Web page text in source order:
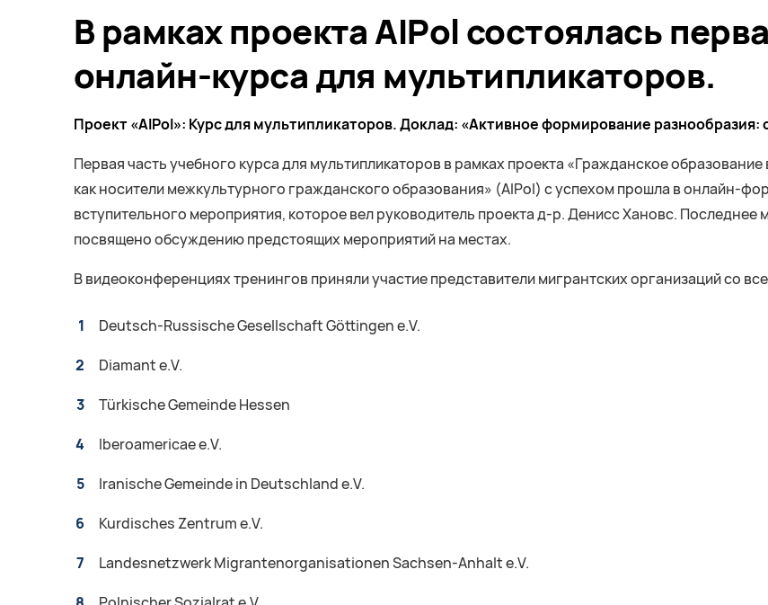
В рамках проекта AIPol состоялась
онлайн-курса для мультипликаторов.
Проект «AIPol»: Курс для мультипликаторов. Доклад: «Активное формирование разнообразия:
Первая часть учебного курса для мультипликаторов в рамках проекта «Гражданское
как носители межкультурного гражданского образования» (AIPol) с успехом прошла в онлайн-
вступительного мероприятия, которое вел руководитель проекта д-р. Денисс Хановс. Последнее
посвящено обсуждению предстоящих мероприятий на местах.
В видеоконференциях тренингов приняли участие представители мигрантских организаций со
Deutsch-Russische Gesellschaft Göttingen e.V.
Diamant e.V.
Türkische Gemeinde Hessen
Iberoamericae e.V.
Iranische Gemeinde in Deutschland e.V.
Kurdisches Zentrum e.V.
Landesnetzwerk Migrantenorganisationen Sachsen-Anhalt e.V.